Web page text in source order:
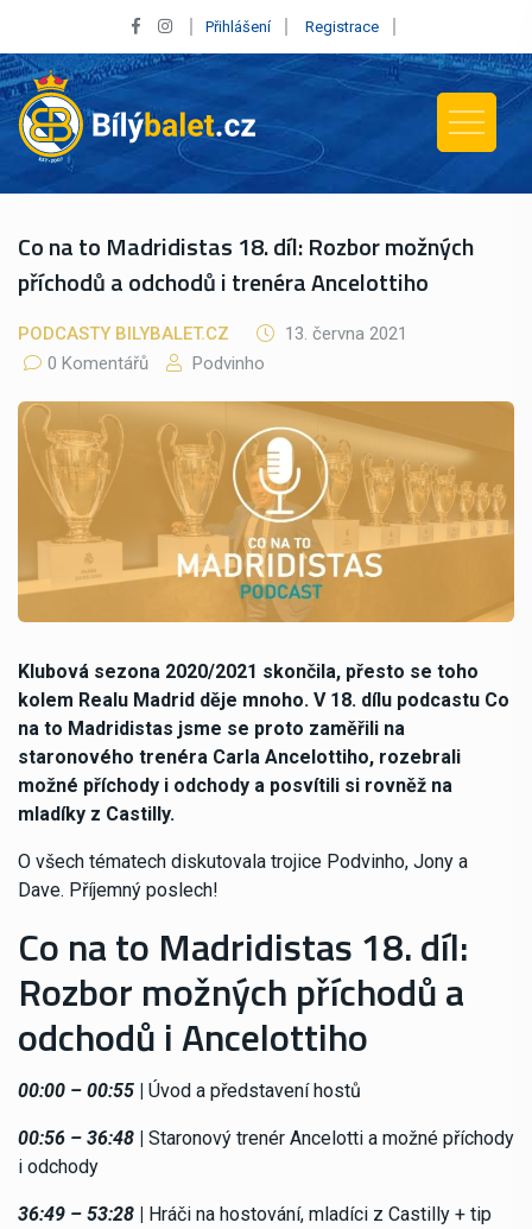
Přihlášení Registrace
Co na to Madridistas 18. díl: Rozbor možných
příchodů a odchodů i trenéra Ancelottiho
PODCASTY BILYBALET.CZ
13. června 2021
0 Komentářů
Podvinho
Klubová sezona 2020/2021 skončila, přesto se toho
kolem Realu Madrid děje mnoho. V 18. dílu podcastu Co
na to Madridistas jsme se proto zaměřili na
staronového trenéra Carla Ancelottiho, rozebrali
možné příchody i odchody a posvítili si rovněž na
mladíky z Castilly.
O všech tématech diskutovala trojice Podvinho, Jony a
Dave. Příjemný poslech!
Co na to Madridistas 18. díl:
Rozbor možných příchodů a
odchodů i Ancelottiho
00:00 – 00:55 | Úvod a představení hostů
00:56 – 36:48 | Staronový trenér Ancelotti a možné příchody
i odchody
36:49 – 53:28 | Hráči na hostování, mladíci z Castilly + tip